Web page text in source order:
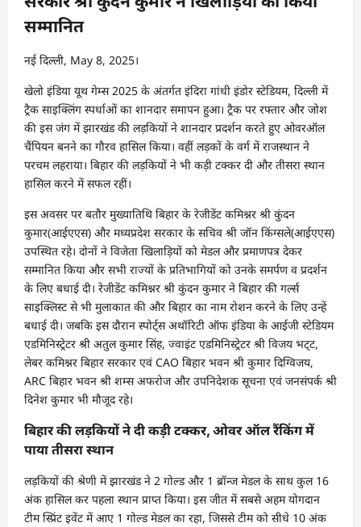
सम्मानित
नई दिल्ली, May 8, 2025।
खेलो इंडिया यूथ गेम्स 2025 के अंतर्गत इंदिरा गांधी इंडोर स्टेडियम, दिल्ली में
ट्रैक साइक्लिंग स्पर्धाओं का शानदार समापन हुआ। ट्रैक पर रफ्तार और जोश
की इस जंग में झारखंड की लड़कियों ने शानदार प्रदर्शन करते हुए ओवरऑल
चैंपियन बनने का गौरव हासिल किया। वहीं लड़कों के वर्ग में राजस्थान ने
परचम लहराया। बिहार की लड़कियों ने भी कड़ी टक्कर दी और तीसरा स्थान
हासिल करने में सफल रहीं।
इस अवसर पर बतौर मुख्यातिथि बिहार के रेजीडेंट कमिश्नर श्री कुंदन
कुमार(आईएएस) और मध्यप्रदेश सरकार के सचिव श्री जॉन किंग्सले(आईएएस)
उपस्थित रहे। दोनों ने विजेता खिलाड़ियों को मेडल और प्रमाणपत्र देकर
सम्मानित किया और सभी राज्यों के प्रतिभागियों को उनके समर्पण व प्रदर्शन
के लिए बधाई दी। रेजीडेंट कमिश्नर श्री कुंदन कुमार ने बिहार की गर्ल्स
साइक्लिस्ट से भी मुलाकात की और बिहार का नाम रोशन करने के लिए उन्हें
बधाई दी। जबकि इस दौरान स्पोर्ट्स अथॉरिटी ऑफ इंडिया के आईजी स्टेडियम
एडमिनिस्ट्रेटर श्री अतुल कुमार सिंह, ज्वाइंट एडमिनिस्ट्रेटर श्री विजय भट्‌ट,
लेबर कमिश्नर बिहार सरकार एवं CAO बिहार भवन श्री कुमार दिग्विजय,
ARC बिहार भवन श्री शम्स अफरोज और उपनिदेशक सूचना एवं जनसंपर्क श्री
दिनेश कुमार भी मौजूद रहे।
बिहार की लड़कियों ने दी कड़ी टक्कर, ओवर ऑल रैंकिंग में
पाया तीसरा स्थान
लड़कियों की श्रेणी में झारखंड ने 2 गोल्ड और 1 ब्रॉन्ज मेडल के साथ कुल 16
अंक हासिल कर पहला स्थान प्राप्त किया। इस जीत में सबसे अहम योगदान
टीम स्प्रिंट इवेंट में आए 1 गोल्ड मेडल का रहा, जिससे टीम को सीधे 10 अंक